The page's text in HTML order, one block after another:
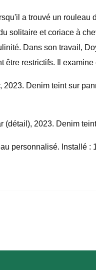
a trouvé un
solitaire et coriace à
Dans son travail,
être restrictifs. Il
2023. Denim teint sur
(détail), 2023. Denim
personnalisé. Installé